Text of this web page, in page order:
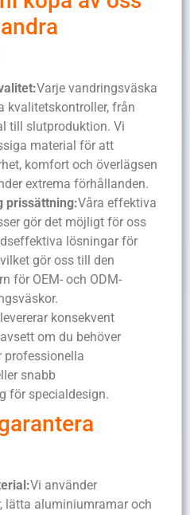
Varje vandringsväska
kvalitetskontroller, från
till slutproduktion. Vi
material för att
komfort och överlägsen
extrema förhållanden.
prissättning:Våra effektiva
gör det möjligt för oss
lösningar för
gör oss till den
för OEM- och ODM-
konsekvent
om du behöver
professionella
snabb
för specialdesign.
Vi använder
lätta aluminiumramar och